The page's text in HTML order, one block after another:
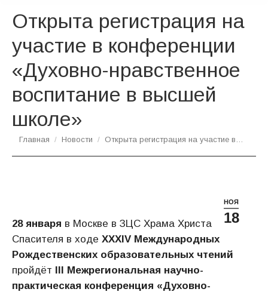
Открыта регистрация на
участие в конференции
«Духовно-нравственное
воспитание в высшей
школе»
Вы здесь:
Главная Новости Открыта регистрация на участие в…
НОЯ
18
28 января в Москве в ЗЦС Храма Христа
Спасителя в ходе XXXIV Международных
Рождественских образовательных чтений
пройдёт III Межрегиональная научно-
практическая конференция «Духовно-